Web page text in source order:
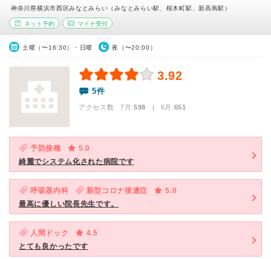
神奈川県横浜市西区みなとみらい（みなとみらい駅、桜木町駅、新高島駅）
ネット予約 マイナ受付
土曜（〜16:30）・日曜 夜（〜20:00）
3.92
5件
アクセス数 7月:598 | 6月:651
予防接種
5.0
綺麗でシステム化された病院です
呼吸器内科 新型コロナ後遺症
5.0
最高に優しい院長先生です。
人間ドック
4.5
とても良かったです